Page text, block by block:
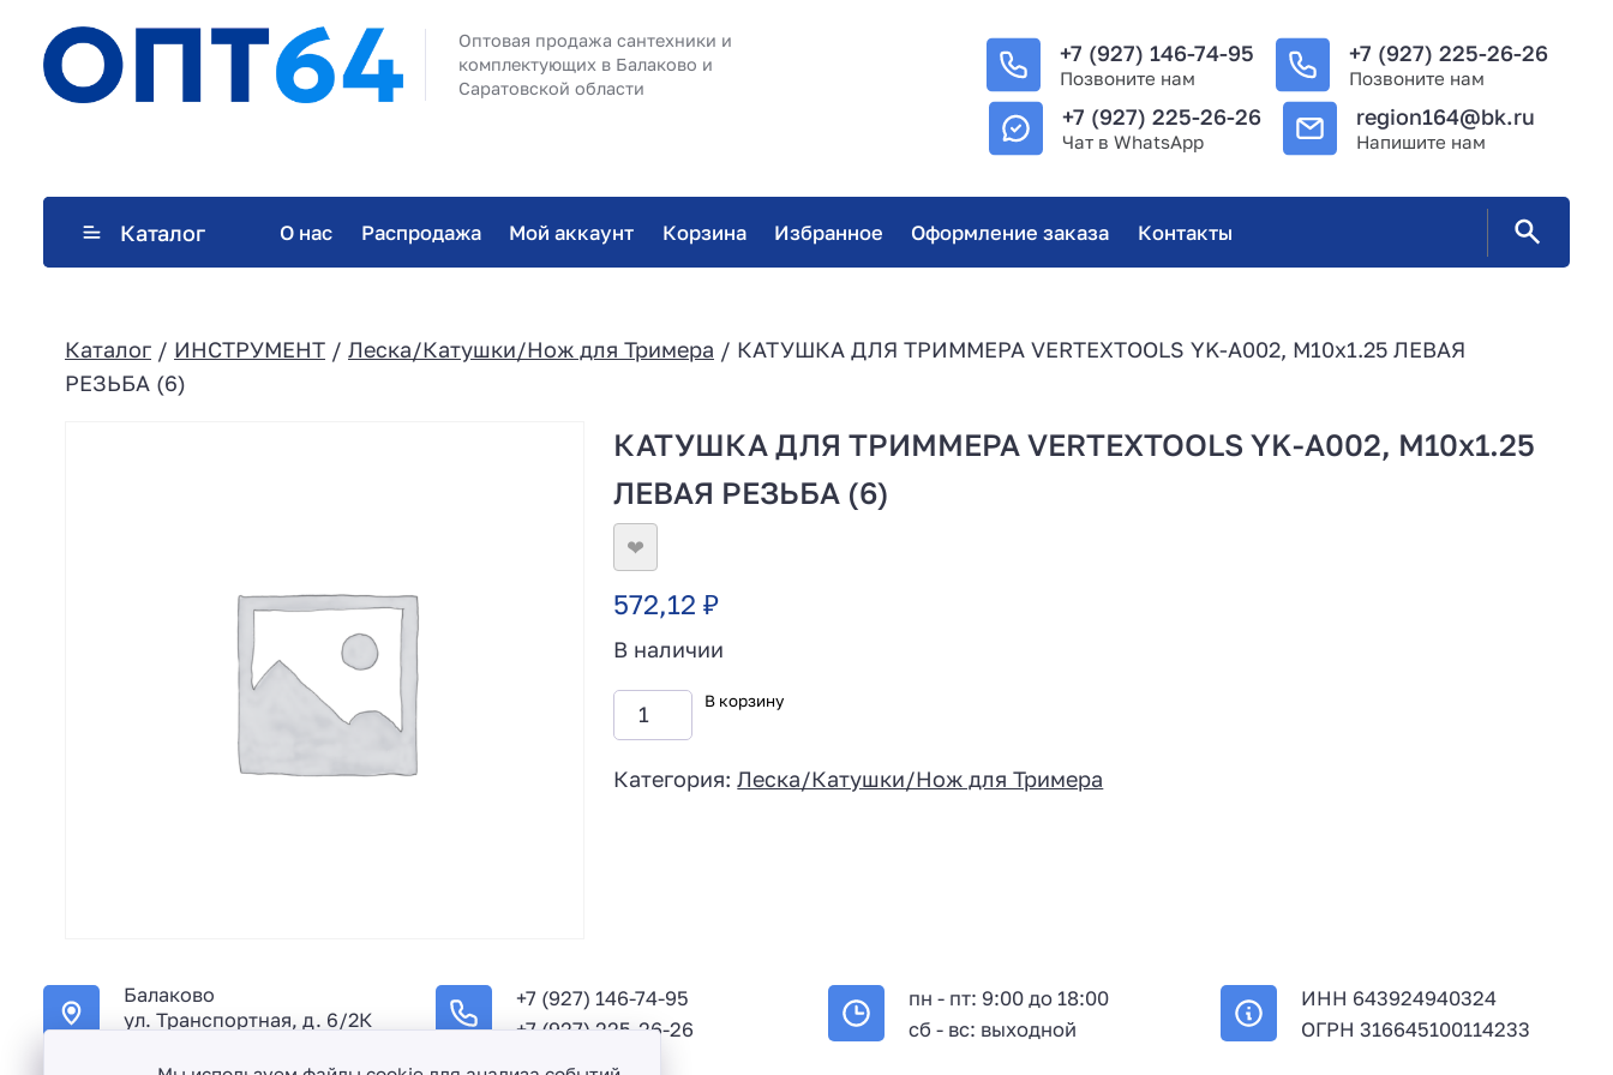
Оптовая продажа сантехники и
комплектующих в Балаково и
Саратовской области
+7 (927) 146-74-95
Позвоните нам
+7 (927) 225-26-26
Позвоните нам
+7 (927) 225-26-26
Чат в WhatsApp
region164@bk.ru
Напишите нам
Каталог О нас Распродажа Мой аккаунт Корзина Избранное Оформление заказа Контакты
Каталог / ИНСТРУМЕНТ / Леска/Катушки/Нож для Тримера / КАТУШКА ДЛЯ ТРИММЕРА VERTEXTOOLS YK-A002, М10х1.25 ЛЕВАЯ
РЕЗЬБА (6)
КАТУШКА ДЛЯ ТРИММЕРА VERTEXTOOLS YK-A002, М10х1.25
ЛЕВАЯ РЕЗЬБА (6)
❤
572,12₽
В наличии
В корзину
Категория:Леска/Катушки/Нож для Тримера
Балаково
ул. Транспортная, д. 6/2К
+7 (927) 146-74-95
+7 (927) 225-26-26
пн - пт: 9:00 до 18:00
сб - вс: выходной
ИНН 643924940324
ОГРН 316645100114233